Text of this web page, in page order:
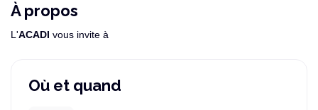
À propos
L'ACADI vous invite à
Où et quand